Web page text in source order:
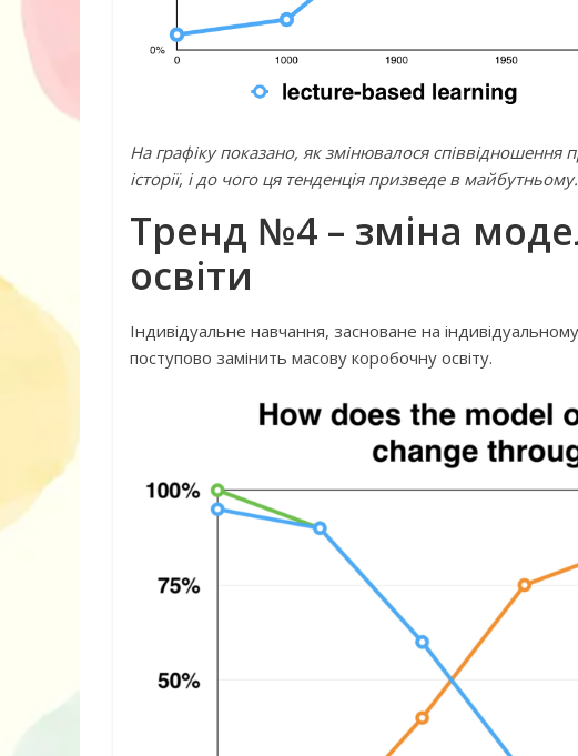
На графіку показано, як змінювалося співвідношення
історії, і до чого ця тенденція призведе в майбутньому.
Тренд №4 – зміна
освіти
Індивідуальне навчання, засноване на
поступово замінить масову коробочну освіту.